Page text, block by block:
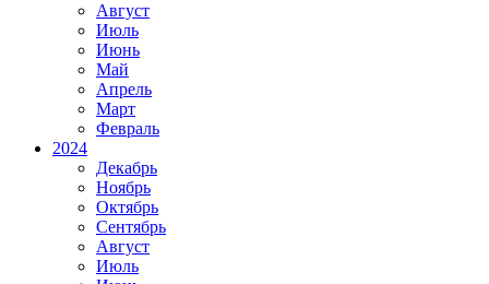
Август
Июль
Июнь
Май
Апрель
Март
Февраль
2024
Декабрь
Ноябрь
Октябрь
Сентябрь
Август
Июль